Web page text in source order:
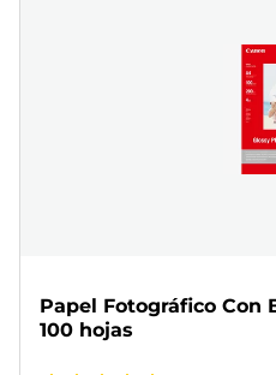
Papel Fotográfico Con
100 hojas